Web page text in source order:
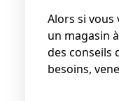
Alors si vous
un magasin
des conseils
besoins,